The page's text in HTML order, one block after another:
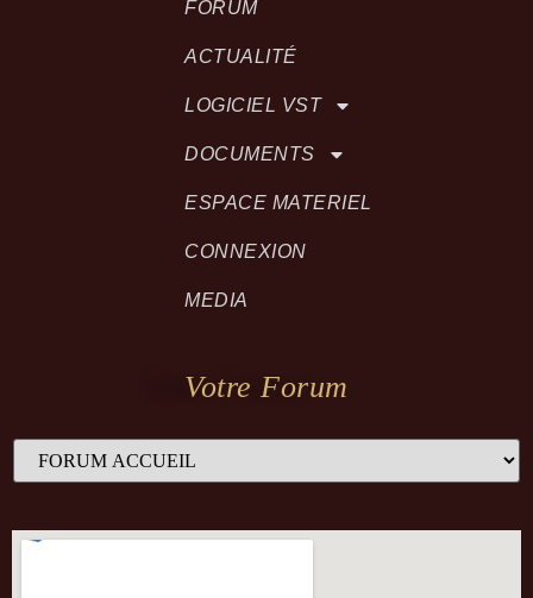
FORUM
ACTUALITÉ
LOGICIEL VST
DOCUMENTS
ESPACE MATERIEL
CONNEXION
MEDIA
Votre Forum